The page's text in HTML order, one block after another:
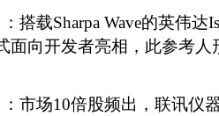
：搭载Sharpa Wave的英伟达
面向开发者亮相，此参考人
市场10倍股频出，联讯仪